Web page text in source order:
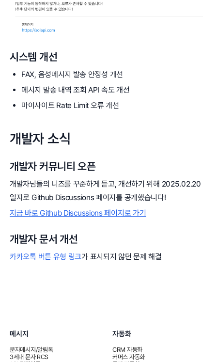
시스템 개선
FAX, 음성메시지 발송 안정성 개선
메시지 발송 내역 조회 API 속도 개선
마이사이트 Rate Limit 오류 개선
개발자 소식
개발자 커뮤니티 오픈
개발자님들의 니즈를 꾸준하게 듣고, 개선하기 위해 2025.02.20
일자로 Github Discussions 페이지를 공개했습니다!
지금 바로 Github Discussions 페이지로 가기
개발자 문서 개선
카카오톡 버튼 유형 링크가 표시되지 않던 문제 해결
메시지
문자메시지/알림톡
3세대 문자 RCS
자동화
CRM 자동화
커머스 자동화